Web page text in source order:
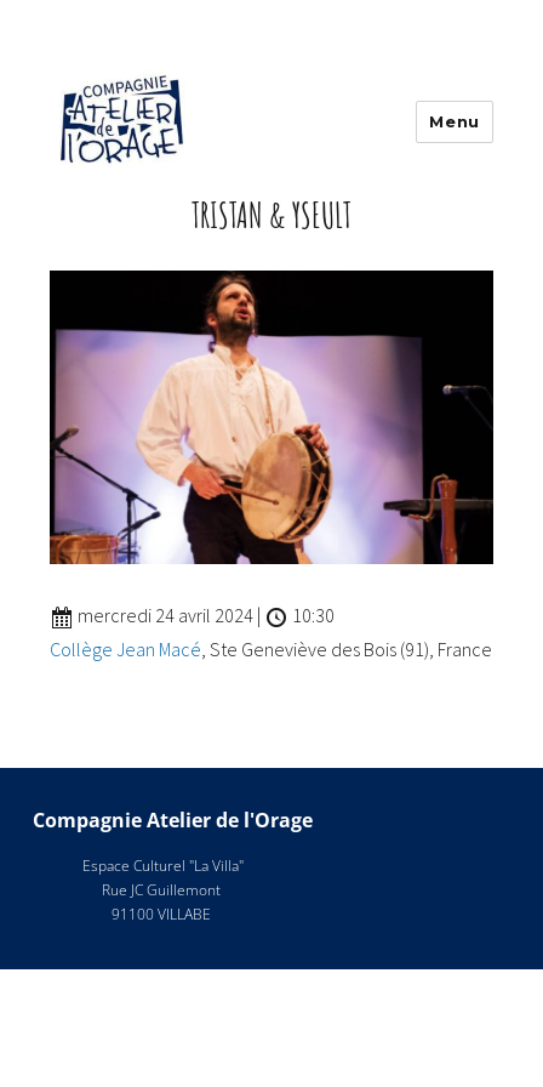
Atelier de l'orage
Menu
TRISTAN & YSEULT
mercredi 24 avril 2024 |
10:30
Collège Jean Macé, Ste Geneviève des Bois (91), France
Compagnie Atelier de l'Orage
Espace Culturel "La Villa"
Rue JC Guillemont
91100 VILLABE